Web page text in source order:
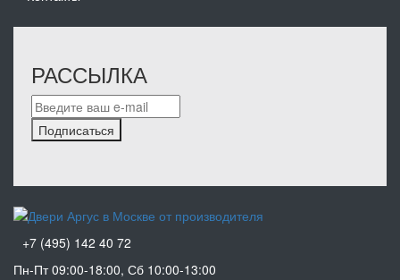
РАССЫЛКА
Подписаться
+7 (495) 142 40 72
Пн-Пт 09:00-18:00, Сб 10:00-13:00